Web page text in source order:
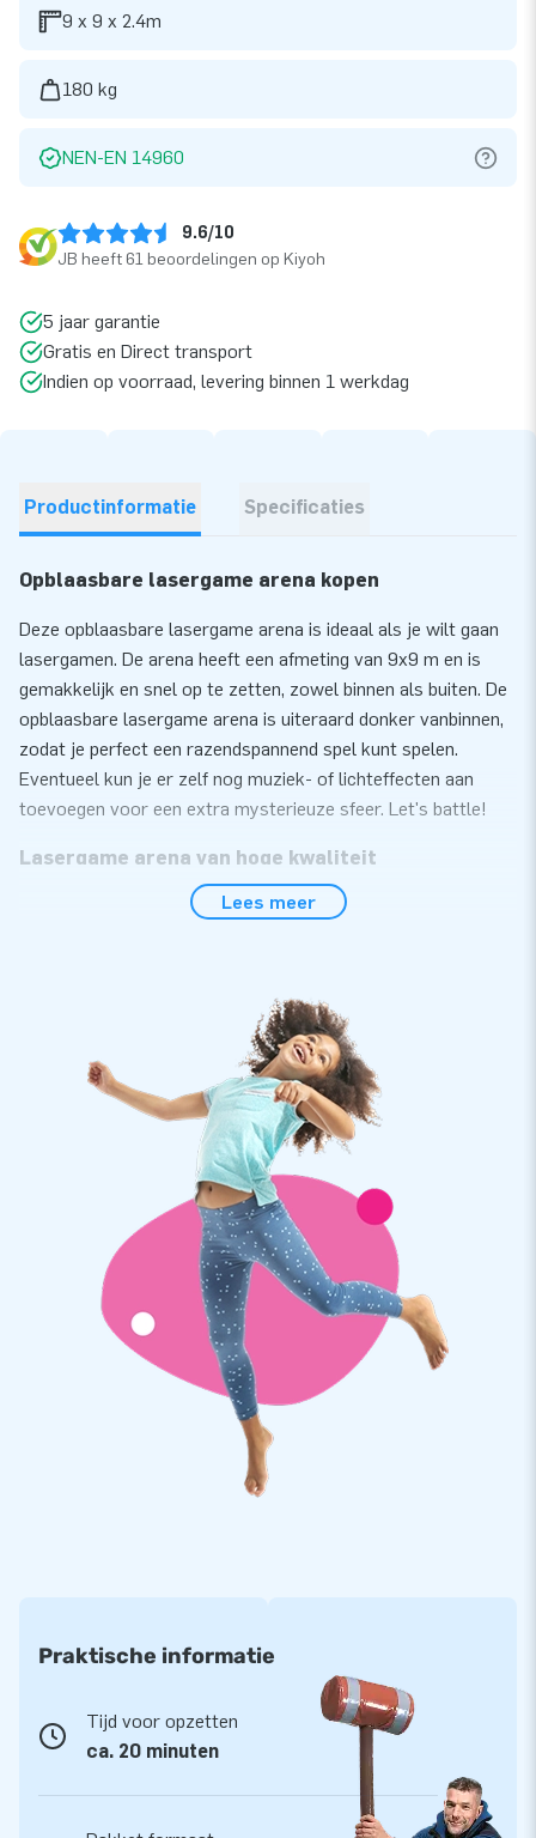
9 x 9 x 2.4m
180 kg
NEN-EN 14960
9.6/10
JB heeft 61 beoordelingen op Kiyoh
5 jaar garantie
Gratis en Direct transport
Indien op voorraad, levering binnen 1 werkdag
Productinformatie Specificaties
Opblaasbare lasergame arena kopen
Deze opblaasbare lasergame arena is ideaal als je wilt gaan
lasergamen. De arena heeft een afmeting van 9x9 m en is
gemakkelijk en snel op te zetten, zowel binnen als buiten. De
opblaasbare lasergame arena is uiteraard donker vanbinnen,
zodat je perfect een razendspannend spel kunt spelen.
Eventueel kun je er zelf nog muziek- of lichteffecten aan
toevoegen voor een extra mysterieuze sfeer. Let's battle!
Lasergame arena van hoge kwaliteit
De lasergame arena is gemaakt van sterk, hoge kwaliteit
hij eenvoudig schoon te houden. Je krijgt er natuurlijk ook
garantie op. De opblaasbare lasergame arena wordt geleverd
met alles wat je nodig hebt: blower, verankeringsmateriaal,
een transportzak en een duidelijke handleiding.
JB Inflatables: toonaangevende leverancier van
opblaasbare objecten
JB Inflatables is in de loop der jaren uitgegroeid tot een
toonaangevende leverancier van inflatables. JB Inflatables
ontwikkelt, produceert en verkoopt diverse opblaasbare
objecten, zoals opblaasbare lasergame arena's in vele
soorten en maten. Maar ook springkastelen, stormbanen,
interactieve spellen, skydancers en promotie objecten. We
hebben meer dan 3000 inflatables op voorraad, dus we
kunnen supersnel leveren. Bekijk ons ruime assortiment
online en ontdek wat we allemaal in huis hebben!
Lees meer
Praktische informatie
Tijd voor opzetten
ca. 20 minuten